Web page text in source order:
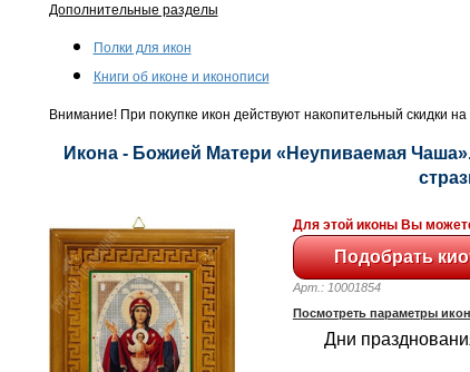
Дополнительные разделы
Полки для икон
Книги об иконе и иконописи
Внимание! При покупке икон действуют накопительный скидки на
Икона - Божией Матери «Неупиваемая
Для этой иконы Вы
Арт.: 10001854
Посмотреть параметры
Дни празднования